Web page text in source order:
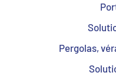
Pergolas,